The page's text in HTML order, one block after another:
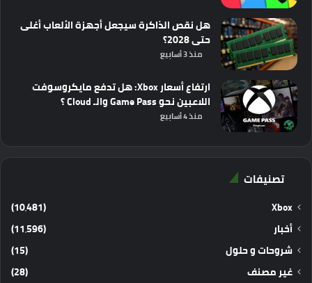
هل نقص الذاكرة سيجعل أجهزة الألعاب أغلى
حتى 2028؟
منذ 3 أسابيع
ارتفاع أسعار Xbox: هل تدفع مايكروسوفت
اللاعبين نحو Game Pass والـ Cloud ؟
منذ 4 أسابيع
تصنيفات
Xbox
(10٬481)
أخبار
(11٬596)
شروحات و حلول
(15)
غير مصنف
(28)